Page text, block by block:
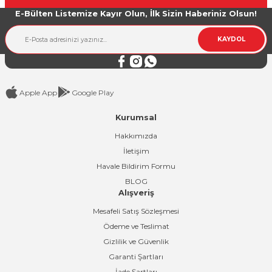
Ürün bilgilerinde hatalar bulunuyor.
E-Bülten Listemize Kayır Olun, İlk Sizin Haberiniz Olsun!
KAYDOL
Apple App Google Play
Kurumsal
Hakkımızda
İletişim
Havale Bildirim Formu
BLOG
Alışveriş
Mesafeli Satış Sözleşmesi
Ödeme ve Teslimat
Gizlilik ve Güvenlik
Garanti Şartları